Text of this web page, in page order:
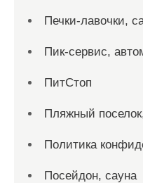
Печки-лавочки,
Пик-сервис,
ПитСтоп
Пляжный
Политика
Посейдон, сауна